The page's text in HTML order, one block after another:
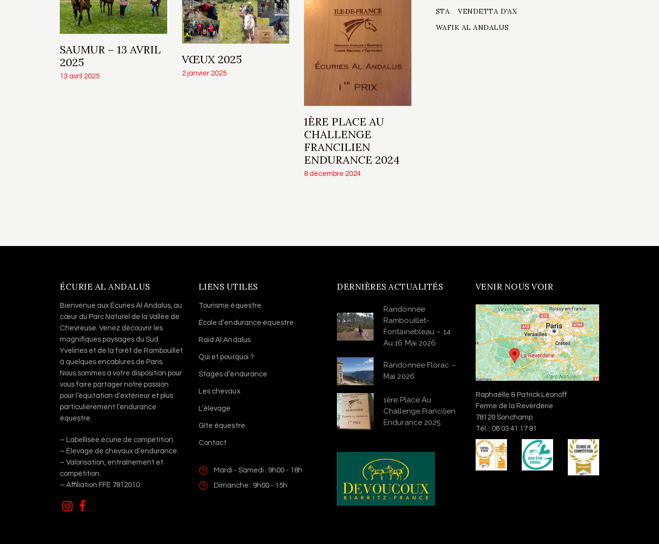
SAUMUR – 13 AVRIL
2025
13 avril 2025
VŒUX 2025
2 janvier 2025
1ÈRE PLACE AU
CHALLENGE
FRANCILIEN
ENDURANCE 2024
8 décembre 2024
STA
VENDETTA D'AX
WAFIK AL ANDALUS
ÉCURIE AL ANDALUS
Bienvenue aux Écuries Al Andalus, au
cœur du Parc Naturel de la Vallée de
Chevreuse. Venez découvrir les
magnifiques paysages du Sud
Yvelines et de la forêt de Rambouillet
à quelques encablures de Paris.
Nous sommes à votre disposition pour
vous faire partager notre passion
pour l’équitation d’extérieur et plus
particulièrement l’endurance
équestre.
– Labellisée écurie de compétition.
– Élevage de chevaux d’endurance.
– Valorisation, entraînement et
compétition.
– Affiliation FFE 7812010
LIENS UTILES
Tourisme équestre
École d’endurance équestre
Raid Al Andalus
Qui et pourquoi ?
Stages d’endurance
Les chevaux
L’élevage
Gîte équestre
Contact
Mardi - Samedi : 9h00 - 18h
Dimanche : 9h00 - 15h
DERNIÈRES ACTUALITÉS
Randonnée
Rambouillet-
Fontainebleau – 14
Au 16 Mai 2026
Randonnée Florac –
Mai 2026
1ère Place Au
Challenge Francilien
Endurance 2025
VENIR NOUS VOIR
Raphaëlle & Patrick Léonoff
Ferme de la Reverderie
78120 Sonchamp
Tél. : 06 03 41 17 81